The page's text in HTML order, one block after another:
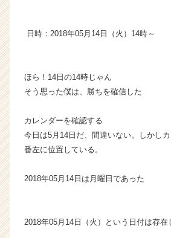
日時：2018年05月14日（火）14時～
ほら！14日の14時じゃん
そう思った僕は、勝ちを確信した
カレンダーを確認する
今日は5月14日だ、間違いない。しかし
番左に位置している。
2018年05月14日は月曜日であった
2018年05月14日（火）という日付は存在